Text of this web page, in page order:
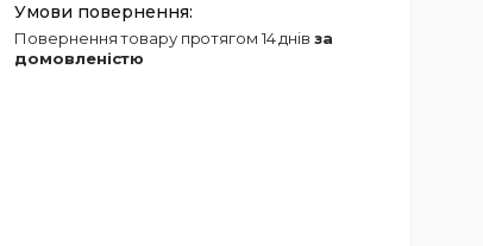
повернення товару протягом 14 днів за
домовленістю